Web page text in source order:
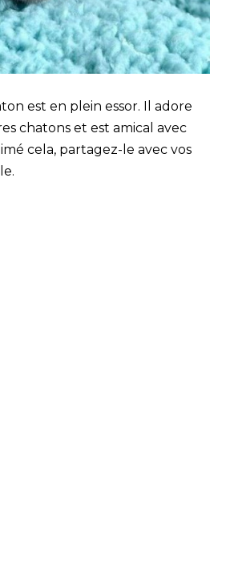
est en plein essor. Il adore
chatons et est amical avec
cela, partagez-le avec vos